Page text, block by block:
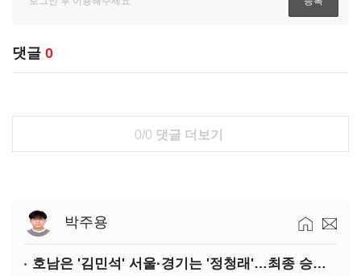
댓글 0
0/0 댓글 더보기
박주용
호남은 '김민석' 서울·경기는 '정청래'…최종 승자는 '안갯속'